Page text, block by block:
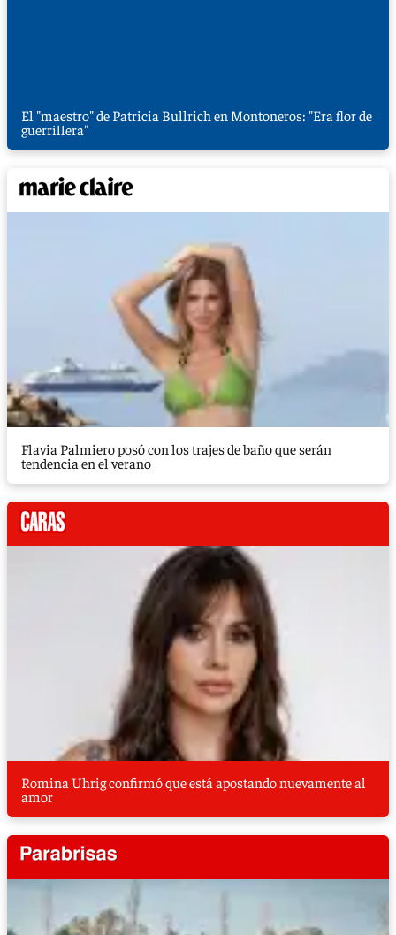
El "maestro" de Patricia Bullrich en Montoneros: "Era flor de
guerrillera"
Flavia Palmiero posó con los trajes de baño que serán
tendencia en el verano
Romina Uhrig confirmó que está apostando nuevamente al
amor